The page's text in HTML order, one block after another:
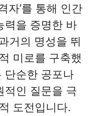
자’를 통해 인간
력을 증명한 바
거의 명성을 뛰
미로를 구축했
단순한 공포나
적인 질문을 극
도전입니다.